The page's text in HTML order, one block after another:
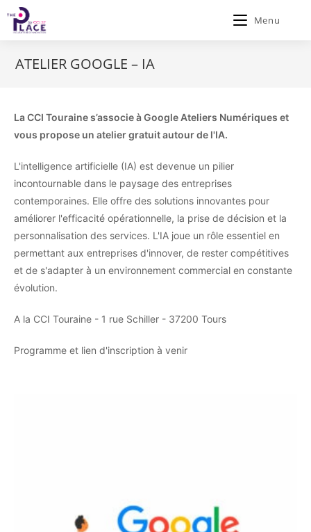
Menu
ATELIER GOOGLE – IA
La CCI Touraine s’associe à Google Ateliers Numériques et
vous propose un atelier gratuit autour de l'IA.
L'intelligence artificielle (IA) est devenue un pilier
incontournable dans le paysage des entreprises
contemporaines. Elle offre des solutions innovantes pour
améliorer l'efficacité opérationnelle, la prise de décision et la
personnalisation des services. L'IA joue un rôle essentiel en
permettant aux entreprises d'innover, de rester compétitives
et de s'adapter à un environnement commercial en constante
évolution.
A la CCI Touraine - 1 rue Schiller - 37200 Tours
Programme et lien d'inscription à venir